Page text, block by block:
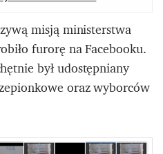
misją ministerstwa
furorę na Facebooku.
był udostępniany
oraz wyborców